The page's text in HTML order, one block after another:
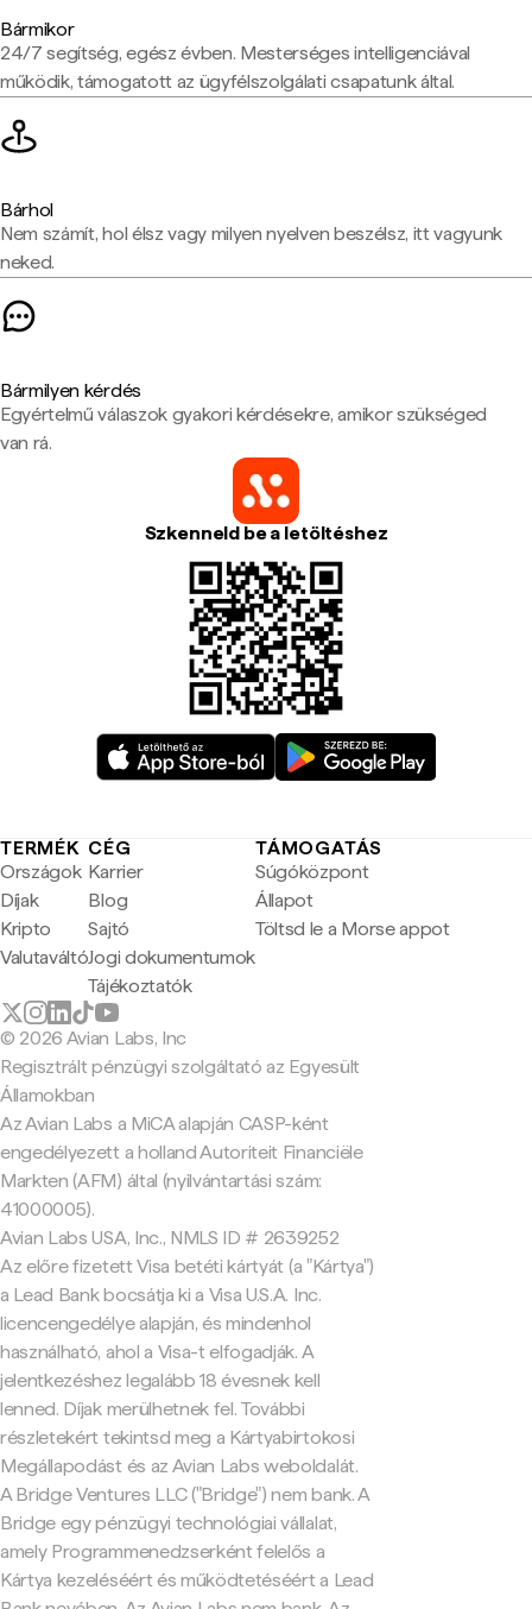
Bármikor
24/7 segítség, egész évben. Mesterséges intelligenciával
működik, támogatott az ügyfélszolgálati csapatunk által.
Bárhol
Nem számít, hol élsz vagy milyen nyelven beszélsz, itt vagyunk
neked.
Bármilyen kérdés
Egyértelmű válaszok gyakori kérdésekre, amikor szükséged
van rá.
Szkenneld be a letöltéshez
TERMÉK
Országok
Díjak
Kripto
Valutaváltó
CÉG
Karrier
Blog
Sajtó
Jogi dokumentumok
Tájékoztatók
TÁMOGATÁS
Súgóközpont
Állapot
Töltsd le a Morse appot
© 2026 Avian Labs, Inc
Regisztrált pénzügyi szolgáltató az Egyesült
Államokban
Az Avian Labs a MiCA alapján CASP-ként
engedélyezett a holland Autoriteit Financiële
Markten (AFM) által (nyilvántartási szám:
41000005).
Avian Labs USA, Inc., NMLS ID # 2639252
Az előre fizetett Visa betéti kártyát (a "Kártya")
a Lead Bank bocsátja ki a Visa U.S.A. Inc.
licencengedélye alapján, és mindenhol
használható, ahol a Visa-t elfogadják. A
jelentkezéshez legalább 18 évesnek kell
lenned. Díjak merülhetnek fel. További
részletekért tekintsd meg a Kártyabirtokosi
Megállapodást és az Avian Labs weboldalát.
A Bridge Ventures LLC ("Bridge") nem bank. A
Bridge egy pénzügyi technológiai vállalat,
amely Programmenedzserként felelős a
Kártya kezeléséért és működtetéséért a Lead